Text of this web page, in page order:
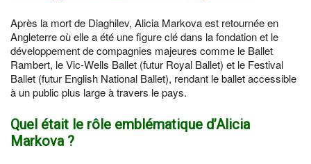
Après la mort de Diaghilev, Alicia Markova est retournée en
Angleterre où elle a été une figure clé dans la fondation et le
développement de compagnies majeures comme le Ballet
Rambert, le Vic-Wells Ballet (futur Royal Ballet) et le Festival
Ballet (futur English National Ballet), rendant le ballet accessible
à un public plus large à travers le pays.
Quel était le rôle emblématique d’Alicia
Markova ?